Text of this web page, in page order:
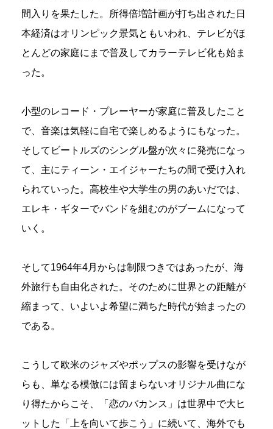
間入りを果たした。所得倍増計画が打ち出された日
本経済はオリンピック景気ともいわれ、テレビがほ
とんどの家庭にまで普及してカラーテレビ化も始ま
った。
小型のレコード・プレーヤーが家庭に普及したこと
で、音楽は気軽に自宅で楽しめるようにもなった。
そしてビートルズのシングル盤が次々に発売になっ
て、主にティーン・エイジャーたちの間で受け入れ
られていった。高校生や大学生の男のあいだでは、
エレキ・ギターでバンドを組むのがブームになって
いく。
そして1964年4月からは制限つきではあったが、海
外旅行も自由化された。そのために世界との距離が
縮まって、いよいよ希望に満ちた時代が始まったの
である。
こうして欧米のジャズやポップスの影響を受けなが
らも、単なる模倣には留まらないオリジナル曲にな
り得たからこそ、「恋のバカンス」は世界中で大ヒ
ットした「上を向いて歩こう」に続いて、海外でも